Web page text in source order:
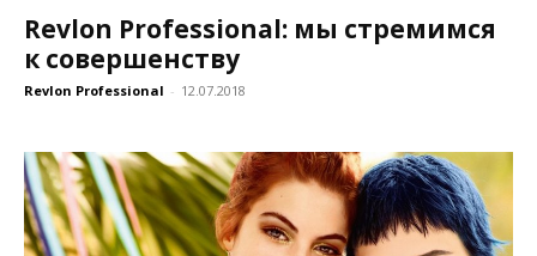
Revlon Professional: мы стремимся
к совершенству
Revlon Professional - 12.07.2018